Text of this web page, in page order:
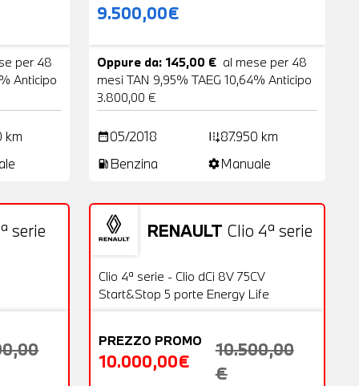
per 48
Anticipo
km
9.500,00€
Oppure da: 145,00 € al mese per 48
mesi TAN 9,95% TAEG 10,64% Anticipo
3.800,00 €
date_range05/2018 add_road87.950 km
local_gas_station Benzina settingsManuale
serie
18 Foto RENAULT Clio 4ª serie
OFFERTA
Usato 20 Foto
Clio 4ª serie - Clio dCi 8V 75CV
Start&Stop 5 porte Energy Life
PREZZO PROMO
10.000,00€
10.500,00
€